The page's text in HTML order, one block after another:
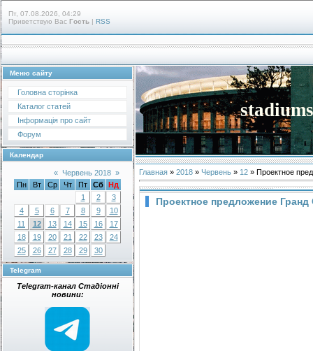
Пт, 07.08.2026, 04:29
Приветствую Вас Гость | RSS
Меню сайту
Головна сторінка
Каталог статей
Інформація про сайт
Форум
Календар
« Червень 2018 »
Пн
Вт Ср Чт Пт Сб Нд
1
2
3
4
5 6 7 8 9
10
11
12 13 14 15 16
17
18
19 20 21 22 23
24
25
26 27 28 29 30
Telegram
Telegram-канал Стадіонні
новини:
Главная » 2018 » Червень » 12 » Проектное
Проектное предложение